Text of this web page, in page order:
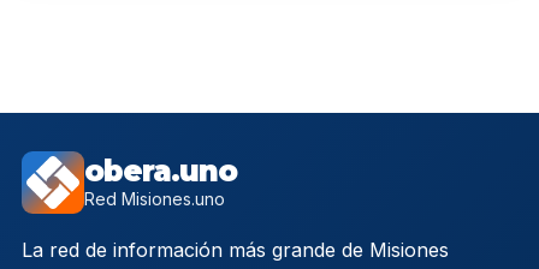
obera.uno
Red Misiones.uno
La red de información más grande de Misiones